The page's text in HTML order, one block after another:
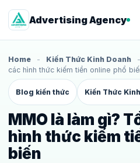
Advertising Agency
Home - Kiến Thức Kinh Doanh -
các hình thức kiếm tiền online phổ
Blog kiến thức Kiến Thức
MMO là làm gì?
hình thức kiếm
biến